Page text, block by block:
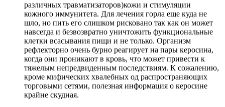
различных травматизаторов)кожи и стимуляции
кожного иммунитета. Для лечения горла еще куда не
шло, но пить его слишком рисковано так как он может
навсегда и безвозвратно уничтожить функциональные
клетки всасывания пищи и не только. Организм
рефлекторно очень бурно реагирует на пары керосина,
когда они проникают в кровь, что может привести к
тяжелым непредвиденным последствиям. К сожалению,
кроме мифических хвалебных од распространяющих
торговыми сетями, полезная информация о керосине
крайне скудная.